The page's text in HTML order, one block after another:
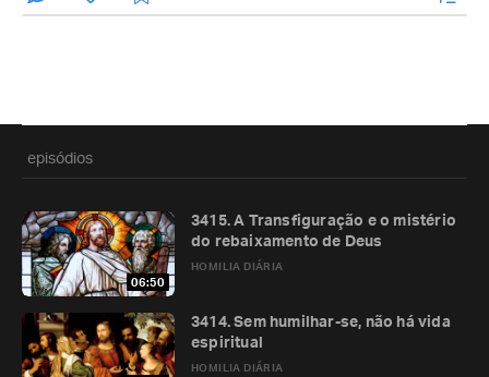
episódios
06:50
HOMILIA DIÁRIA
3415. A Transfiguração e o mistério
do rebaixamento de Deus
HOMILIA DIÁRIA
3414. Sem humilhar-se, não há vida
espiritual